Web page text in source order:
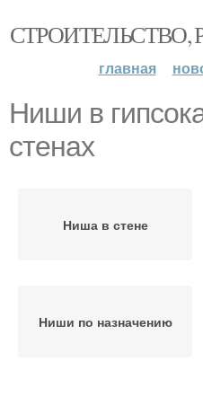
главная
Ниши в
стенах
Ниша в стене
Ниши по назначению